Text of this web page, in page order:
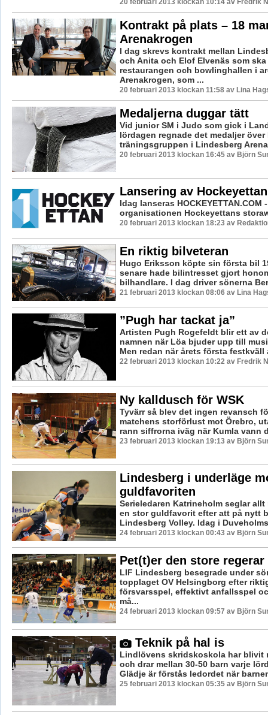
20 februari 2013 klockan 10:14 av Fredrik
Kontrakt på plats – 18
Arenakrogen
I dag skrevs kontrakt mellan
och Anita och Elof Elvenäs som
restaurangen och bowlinghallen i
Arenakrogen, som ...
20 februari 2013 klockan 11:58 av Lina
Medaljerna duggar tätt
Vid junior SM i Judo som gick i
lördagen regnade det medaljer
träningsgruppen i Lindesberg
20 februari 2013 klockan 16:45 av Björn
Lansering av
Idag lanseras HOCKEYETTAN.COM -
organisationen Hockeyettans
20 februari 2013 klockan 18:23 av
En riktig bilveteran
Hugo Eriksson köpte sin första bil
senare hade bilintresset gjort
bilhandlare. I dag driver sönerna
21 februari 2013 klockan 08:06 av Lina
”Pugh har tackat ja”
Artisten Pugh Rogefeldt blir ett av
namnen när Löa bjuder upp till
Men redan när årets första festkväll
22 februari 2013 klockan 10:22 av Fredrik
Ny kalldusch för WSK
Tyvärr så blev det ingen revansch
matchens storförlust mot Örebro,
rann siffrorna iväg när Kumla vann
23 februari 2013 klockan 19:13 av Björn
Lindesberg i underläge
guldfavoriten
Serieledaren Katrineholm seglar allt
en stor guldfavorit efter att på nytt
Lindesberg Volley. Idag i
24 februari 2013 klockan 00:43 av Björn
Pet(t)er den store regerar
LIF Lindesberg besegrade under
topplaget OV Helsingborg efter
försvarsspel, effektivt anfallsspel
må...
24 februari 2013 klockan 09:57 av Björn
Teknik på hal is
Lindlövens skridskoskola har blivit
och drar mellan 30-50 barn varje
Glädje är förstås ledordet när
25 februari 2013 klockan 05:35 av Björn